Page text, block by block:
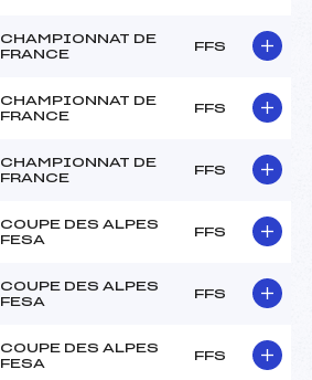
CHAMPIONNAT DE
FRANCE
FFS
CHAMPIONNAT DE
FRANCE
FFS
CHAMPIONNAT DE
FRANCE
FFS
COUPE DES ALPES
FESA
FFS
COUPE DES ALPES
FESA
FFS
COUPE DES ALPES
FESA
FFS